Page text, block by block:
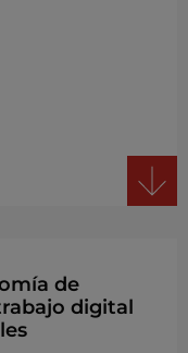
de
digital